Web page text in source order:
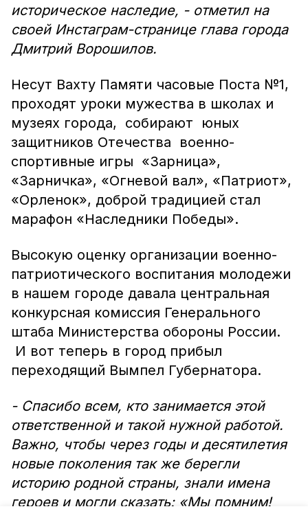
историческое наследие, - отметил на
своей Инстаграм-странице глава города
Дмитрий Ворошилов.
Несут Вахту Памяти часовые Поста №1,
проходят уроки мужества в школах и
музеях города, собирают юных
защитников Отечества военно-
спортивные игры «Зарница»,
«Зарничка», «Огневой вал», «Патриот»,
«Орленок», доброй традицией стал
марафон «Наследники Победы».
Высокую оценку организации военно-
патриотического воспитания молодежи
в нашем городе давала центральная
конкурсная комиссия Генерального
штаба Министерства обороны России.
И вот теперь в город прибыл
переходящий Вымпел Губернатора.
- Спасибо всем, кто занимается этой
ответственной и такой нужной работой.
Важно, чтобы через годы и десятилетия
новые поколения так же берегли
историю родной страны, знали имена
героев и могли сказать: «Мы помним!